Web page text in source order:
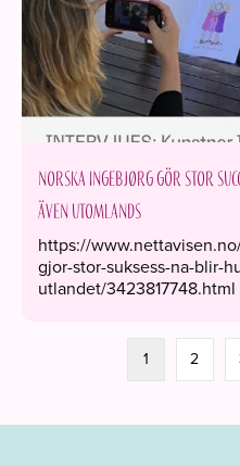
Norska Ingebjørg gör stor
även utomlands
https://
gjor-stor-suksess-na-blir-
utlandet/3423817748.html
1 2